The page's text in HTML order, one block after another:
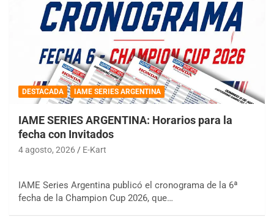
DESTACADA IAME SERIES ARGENTINA
IAME SERIES ARGENTINA: Horarios para la
fecha con Invitados
4 agosto, 2026 E-Kart
IAME Series Argentina publicó el cronograma de la 6ª
fecha de la Champion Cup 2026, que…